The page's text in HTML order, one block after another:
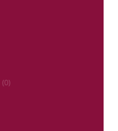
(0)